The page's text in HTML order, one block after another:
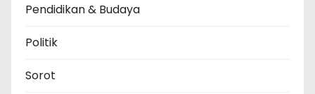
Pendidikan & Budaya
Politik
Sorot